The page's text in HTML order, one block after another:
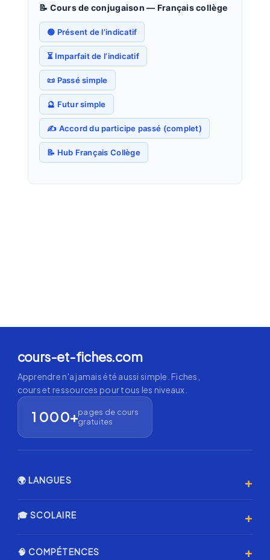
📝 Cours de conjugaison — Français collège
🟢 Présent de l’indicatif
⏳ Imparfait de l’indicatif
📜 Passé simple
🔮 Futur simple
✍️ Accord du participe passé (complet)
📝 Hub Français Collège
cours-et-fiches.com
Apprendre n'a jamais été aussi simple. Fiches,
cours et ressources pour tous les niveaux.
1 000+pages de cours
gratuites
🌍 LANGUES +
Anglais 🇬🇧
Allemand 🇩🇪
🎓 SCOLAIRE +
🧠 COMPÉTENCES +